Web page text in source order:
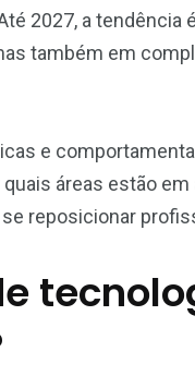
2027, a tendência
também em
e
áreas estão
reposicionar